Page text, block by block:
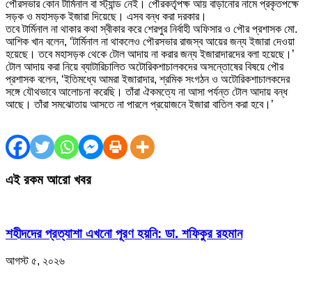
পৌরসভার কোন টার্মিনাল বা স্ট্যান্ড নেই। পৌরকর্তৃপক্ষ আয় বাড়ানোর নামে প্রকৃতপক্ষে
সড়ক ও মহাসড়ক ইজারা দিয়েছে। এসব বন্ধ করা দরকার।
তবে টার্মিনাল না থাকার কথা স্বীকার করে শেরপুর নির্বাহী অফিসার ও পৌর প্রশাসক মো.
আশিক খান বলেন, ‘টার্মিনাল না থাকলেও পৌরসভার রাজস্ব আয়ের জন্য ইজারা দেওয়া
হয়েছে। তবে মহাসড়ক থেকে টোল আদায় না করার জন্য ইজারাদারদের বলা হয়েছে।’
টোল আদায় করা নিয়ে ব্যাটারিচালিত অটোরিকশাচালকদের অসন্তোষের বিষয়ে পৌর
প্রশাসক বলেন, ‘ইতিমধ্যে আমরা ইজারাদার, শ্রমিক সংগঠন ও অটোরিকশাচালকদের
সঙ্গে যৌথভাবে আলোচনা করেছি। তাঁরা ঐকমত্যে না আসা পর্যন্ত টোল আদায় বন্ধ
আছে। তাঁরা সমঝোতায় আসতে না পারলে প্রয়োজনে ইজারা বাতিল করা হবে।’
এই রকম আরো খবর
শহীদদের প্রত্যাশা এখনো পূরণ হয়নি: ডা. শফিকুর রহমান
আগস্ট ৫, ২০২৬